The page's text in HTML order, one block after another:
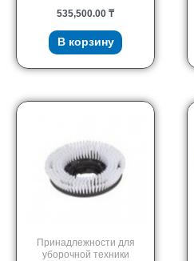
535,500.00 ₸
В корзину
Принадлежности для
уборочной техники